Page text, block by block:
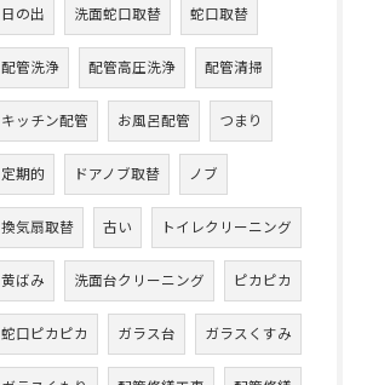
日の出 洗面蛇口取替 蛇口取替
配管洗浄 配管高圧洗浄 配管清掃
キッチン配管 お風呂配管 つまり
定期的 ドアノブ取替 ノブ
換気扇取替 古い トイレクリーニング
黄ばみ 洗面台クリーニング ピカピカ
蛇口ピカピカ ガラス台 ガラスくすみ